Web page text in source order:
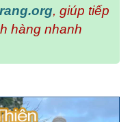
, giúp tiếp
hàng nhanh